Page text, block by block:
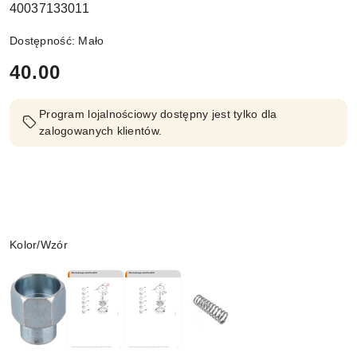
40037133011
Dostępność: Mało
cena:
40.00
Program lojalnościowy dostępny jest tylko dla
zalogowanych klientów.
Wariant
Kolor/Wzór